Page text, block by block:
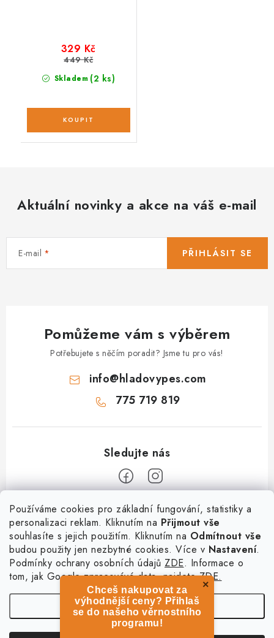
Používáme cookies pro základní fungování, statistiky a
personalizaci reklam. Kliknutím na Přijmout vše
souhlasíte s jejich použitím. Kliknutím na Odmítnout vše
budou použity jen nezbytné cookies. Více v Nastavení.
Podmínky ochrany osobních údajů ZDE. Informace o
tom, jak Google zpracovává data, najdeteZDE.
Nastavení
Skladem (2 ks)
329 Kč
449 Kč
Aktuální novinky a akce na váš e-mail
E-mail PŘIHLÁSIT SE
Pomůžeme vám s výběrem
Potřebujete s něčím poradit? Jsme tu pro vás!
info@hladovypes.com
775 719 819
Informace
O nás
Kontakty
Výměna, vrácení a reklamace
Služby
PetExpert - pojištění psů
Pujčení paddleboardu a psí plovací vesty
Osobní odběr zboží - PRODEJNA
×
Chceš nakupovat za
výhodnější ceny? Přihlaš
se do našeho věrnostního
programu!